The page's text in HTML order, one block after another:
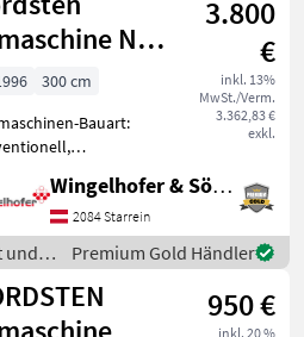
NS
3.800
€
inkl. 13%
MwSt./Verm.
3.362,83 €
exkl.
300 cm
Bauart:
3m
Antrieb
Räder,
Kleestre
Wingelhofer & Söhne GmbH
2084 Starrein
und
/
Premium Gold Händler
950 €
inkl. 20 %